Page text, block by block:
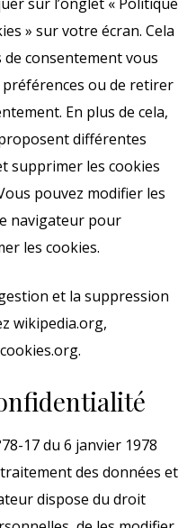
» sur votre écran. Cela
de consentement vous
ou de retirer
En plus de cela,
différentes
supprimer les cookies
pouvez modifier les
navigateur pour
les cookies.
et la suppression
wikipedia.org,
17 du 6 janvier 1978
des données et
dispose du droit